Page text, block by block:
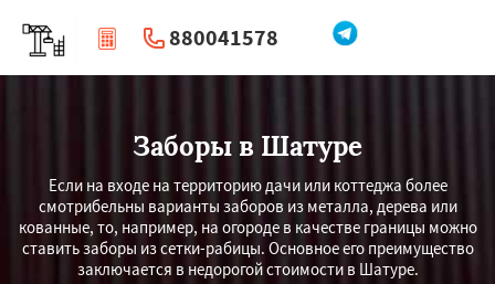
880041578
| Перезвоните мне
Заборы в Шатуре
Если на входе на территорию дачи или коттеджа более
смотрибельны варианты заборов из металла, дерева или
кованные, то, например, на огороде в качестве границы можно
ставить заборы из сетки-рабицы. Основное его преимущество
заключается в недорогой стоимости в Шатуре.